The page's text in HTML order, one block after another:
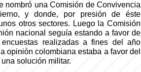
nombró una Comisión de Convivencia
y donde, por presión de éste
otros sectores. Luego la Comisión
nacional seguía estando a favor de
realizadas a fines del año
opinión colombiana estaba a favor del
solución militar.